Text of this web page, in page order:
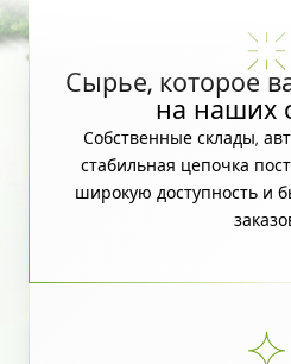
Сырье, которое
на наших
Собственные склады,
стабильная цепочка
широкую доступность и